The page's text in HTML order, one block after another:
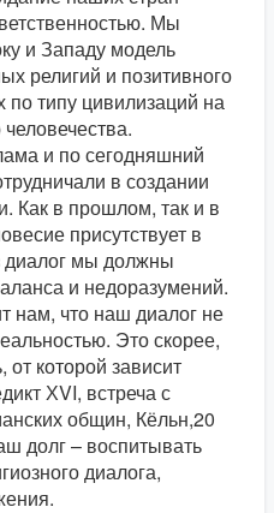
Мы
и Западу модель
религий и позитивного
по типу цивилизаций на
и по сегодняшний
в создании
Как в прошлом, так и в
присутствует в
мы должны
и недоразумений.
нам, что наш диалог не
Это скорее,
которой зависит
ХVI, встреча с
общин, Кёльн,20
долг – воспитывать
диалога,